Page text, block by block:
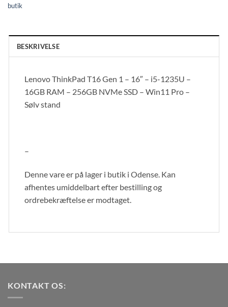
butik
BESKRIVELSE
Lenovo ThinkPad T16 Gen 1 – 16″ – i5-1235U –
16GB RAM – 256GB NVMe SSD – Win11 Pro –
Sølv stand
–
Denne vare er på lager i butik i Odense. Kan
afhentes umiddelbart efter bestilling og
ordrebekræftelse er modtaget.
KONTAKT OS: